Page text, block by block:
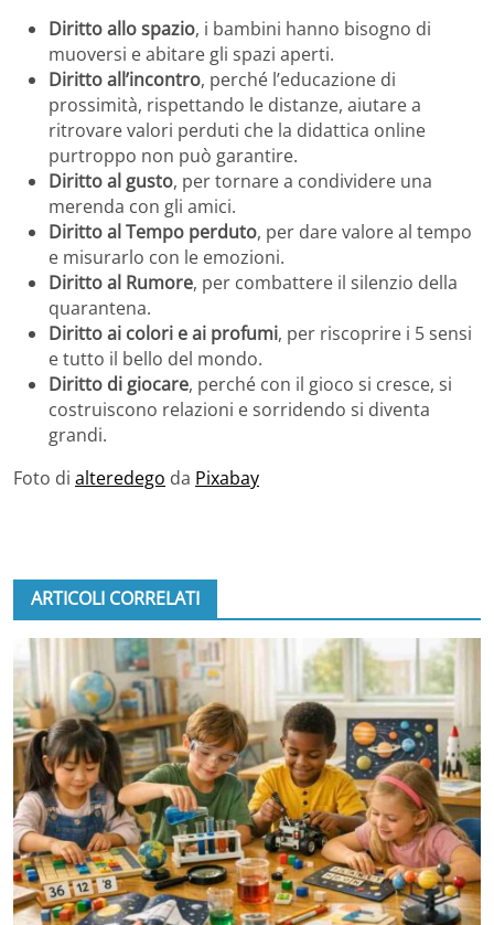
Diritto allo spazio, i bambini hanno bisogno di
muoversi e abitare gli spazi aperti.
Diritto all’incontro, perché l’educazione di
prossimità, rispettando le distanze, aiutare a
ritrovare valori perduti che la didattica online
purtroppo non può garantire.
Diritto al gusto, per tornare a condividere una
merenda con gli amici.
Diritto al Tempo perduto, per dare valore al tempo
e misurarlo con le emozioni.
Diritto al Rumore, per combattere il silenzio della
quarantena.
Diritto ai colori e ai profumi, per riscoprire i 5 sensi
e tutto il bello del mondo.
Diritto di giocare, perché con il gioco si cresce, si
costruiscono relazioni e sorridendo si diventa
grandi.
Foto di alteredego da Pixabay
ARTICOLI CORRELATI